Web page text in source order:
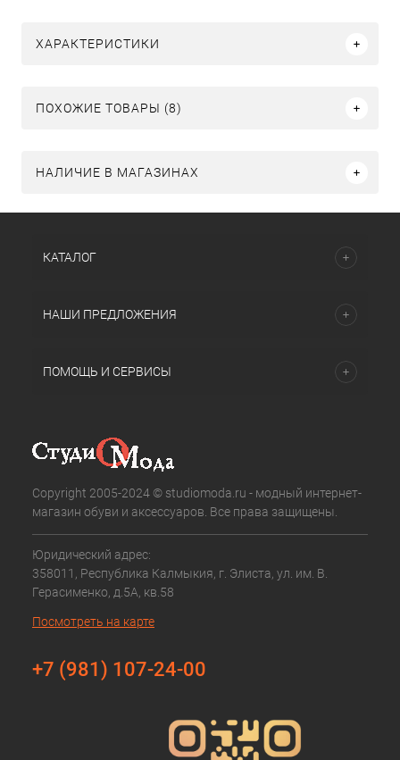
ХАРАКТЕРИСТИКИ
ПОХОЖИЕ ТОВАРЫ (8)
НАЛИЧИЕ В МАГАЗИНАХ
КАТАЛОГ
НАШИ ПРЕДЛОЖЕНИЯ
ПОМОЩЬ И СЕРВИСЫ
Copyright 2005-2024 © studiomoda.ru - модный интернет-
магазин обуви и аксессуаров. Все права защищены.
Юридический адрес:
358011, Республика Калмыкия, г. Элиста, ул. им. В.
Герасименко, д.5А, кв.58
Посмотреть на карте
+7 (981) 107-24-00